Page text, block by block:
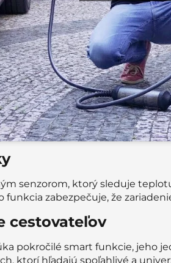
senzorom, ktorý sleduje
funkcia zabezpečuje, že
cestovateľov
pokročilé smart funkcie, jeho
ktorí hľadajú spoľahlivé a